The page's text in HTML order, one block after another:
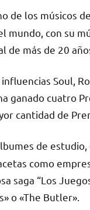
de los músicos
mundo, con su
de más de 20
Soul,
ganado cuatro
cantidad de
de
como
saga “Los
o «The Butler».